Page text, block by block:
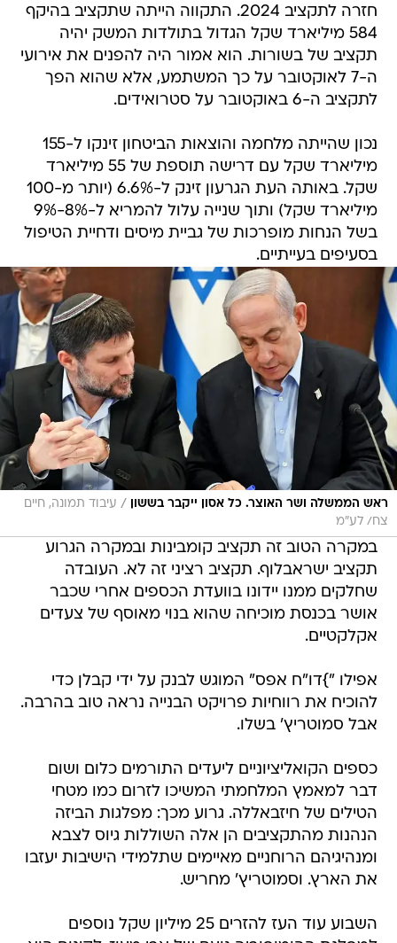
חזרה לתקציב 2024. התקווה הייתה שתקציב בהיקף
584 מיליארד שקל הגדול בתולדות המשק יהיה
תקציב של בשורות. הוא אמור היה להפנים את אירועי
ה-7 לאוקטובר על כך המשתמע, אלא שהוא הפך
לתקציב ה-6 באוקטובר על סטרואידים.
נכון שהייתה מלחמה והוצאות הביטחון זינקו ל-155
מיליארד שקל עם דרישה תוספת של 55 מיליארד
שקל. באותה העת הגרעון זינק ל-6.6% (יותר מ-100
מיליארד שקל) ותוך שנייה עלול להמריא ל-8%-9%
בשל הנחות מופרכות של גביית מיסים ודחיית הטיפול
בסעיפים בעייתיים.
ראש הממשלה ושר האוצר. כל אסון ייקבר בששון / עיבוד תמונה, חיים
צח/ לע״מ
במקרה הטוב זה תקציב קומבינות ובמקרה הגרוע
תקציב ישראבלוף. תקציב רציני זה לא. העובדה
שחלקים ממנו יידונו בוועדת הכספים אחרי שכבר
אושר בכנסת מוכיחה שהוא בנוי מאוסף של צעדים
אקלקטיים.
אפילו "}דו"ח אפס" המוגש לבנק על ידי קבלן כדי
להוכיח את רווחיות פרויקט הבנייה נראה טוב בהרבה.
אבל סמוטריץ' בשלו.
כספים הקואליציוניים ליעדים התורמים כלום ושום
דבר למאמץ המלחמתי המשיכו לזרום כמו מטחי
הטילים של חיזבאללה. גרוע מכך: מפלגות הביזה
הנהנות מהתקציבים הן אלה השוללות גיוס לצבא
ומנהיגיהם הרוחניים מאיימים שתלמידי הישיבות יעזבו
את הארץ. וסמוטריץ' מחריש.
השבוע עוד העז להזרים 25 מיליון שקל נוספים